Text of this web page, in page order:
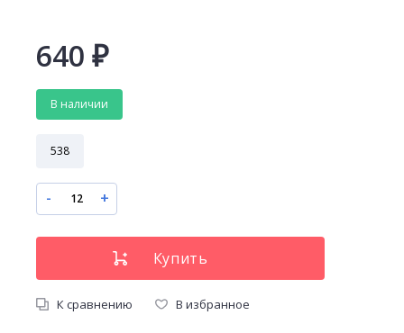
640 ₽
В наличии
538
- +
К сравнению В избранное